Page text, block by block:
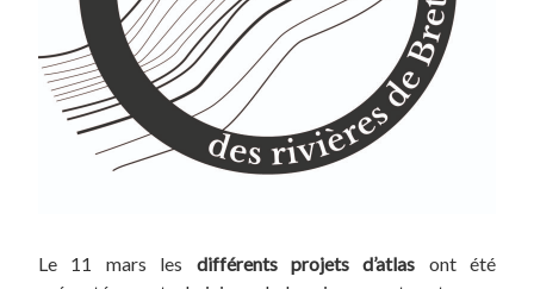
Le 11 mars les différents projets d’atlas ont été